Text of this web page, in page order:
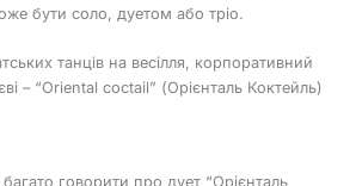
бути соло, дуетом або тріо.
танців на весілля, корпоративний
– “Оriental coctail” (Орієнталь Коктейль)
говорити про дует “Орієнталь